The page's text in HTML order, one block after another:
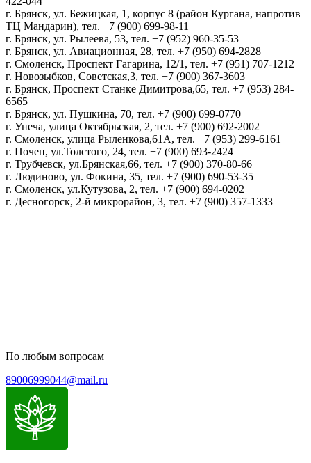
г. Брянск, ул. Бежицкая, 1, корпус 8 (район Кургана, напротив
ТЦ Мандарин), тел. +7 (900) 699-98-11
г. Брянск, ул. Рылеева, 53, тел. +7 (952) 960-35-53
г. Брянск, ул. Авиационная, 28, тел. +7 (950) 694-2828
г. Смоленск, Проспект Гагарина, 12/1, тел. +7 (951) 707-1212
г. Новозыбков, Советская,3, тел. +7 (900) 367-3603
г. Брянск, Проспект Станке Димитрова,65, тел. +7 (953) 284-
6565
г. Брянск, ул. Пушкина, 70, тел. +7 (900) 699-0770
г. Унеча, улица Октябрьская, 2, тел. +7 (900) 692-2002
г. Смоленск, улица Рыленкова,61А, тел. +7 (953) 299-6161
г. Почеп, ул.Толстого, 24, тел. +7 (900) 693-2424
г. Трубчевск, ул.Брянская,66, тел. +7 (900) 370-80-66
г. Людиново, ул. Фокина, 35, тел. +7 (900) 690-53-35
г. Смоленск, ул.Кутузова, 2, тел. +7 (900) 694-0202
г. Десногорск, 2-й микрорайон, 3, тел. +7 (900) 357-1333
По любым вопросам
89006999044@mail.ru